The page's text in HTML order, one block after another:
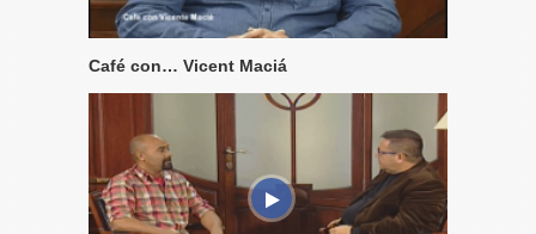
Café con… Vicent Maciá